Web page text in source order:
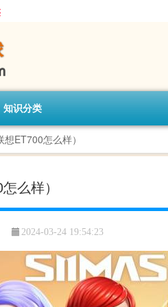
知识分类
ET700怎么样）
么样）
2024-03-24 19:54:23